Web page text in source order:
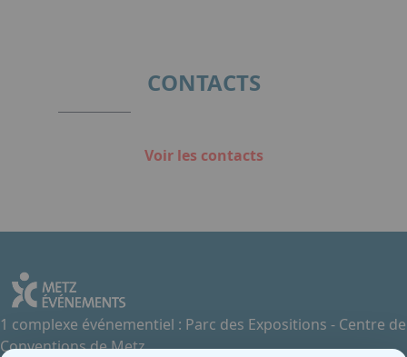
CONTACTS
Voir les contacts
1 complexe événementiel : Parc des Expositions - Centre de
Conventions de Metz